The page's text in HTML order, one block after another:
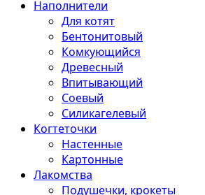
Наполнители
Для котят
Бентонитовый
Комкующийся
Древесный
Впитывающий
Соевый
Силикагелевый
Когтеточки
Настенные
Картонные
Лакомства
Подушечки, крокеты